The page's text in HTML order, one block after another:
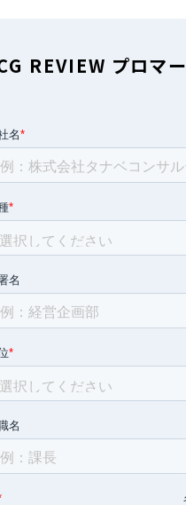
REVIEW プロマ